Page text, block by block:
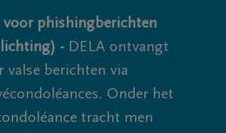
voor phishingberichten
- DELA ontvangt
valse berichten via
Onder het
tracht men